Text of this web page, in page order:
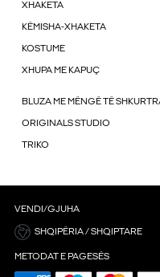
XHAKETA
KËMISHA-XHAKETA
KOSTUME
XHUPA ME KAPUÇ
BLUZA ME MËNGË TË
ORIGINALS STUDIO
TRIKO
VENDI/GJUHA
SHQIPËRIA / SHQIPTARE
METODAT E PAGESËS